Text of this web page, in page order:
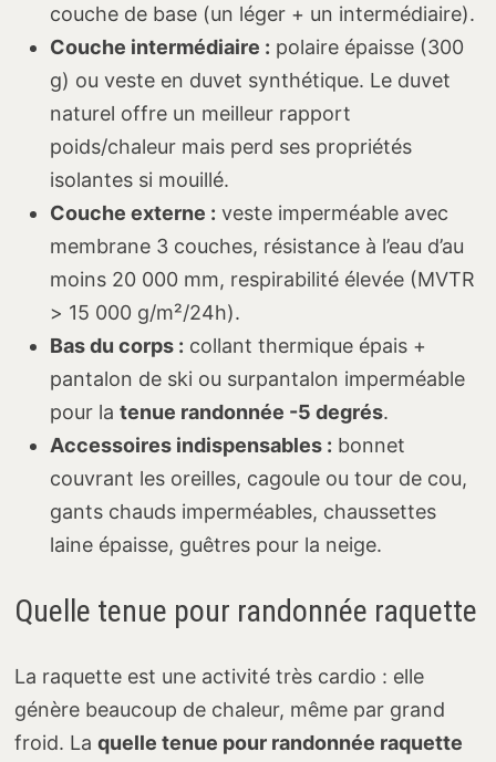
couche de base (un léger + un intermédiaire).
Couche intermédiaire : polaire épaisse (300
g) ou veste en duvet synthétique. Le duvet
naturel offre un meilleur rapport
poids/chaleur mais perd ses propriétés
isolantes si mouillé.
Couche externe : veste imperméable avec
membrane 3 couches, résistance à l’eau d’au
moins 20 000 mm, respirabilité élevée (MVTR
> 15 000 g/m²/24h).
Bas du corps : collant thermique épais +
pantalon de ski ou surpantalon imperméable
pour la tenue randonnée -5 degrés.
Accessoires indispensables : bonnet
couvrant les oreilles, cagoule ou tour de cou,
gants chauds imperméables, chaussettes
laine épaisse, guêtres pour la neige.
Quelle tenue pour randonnée raquette
La raquette est une activité très cardio : elle
génère beaucoup de chaleur, même par grand
froid. La quelle tenue pour randonnée raquette